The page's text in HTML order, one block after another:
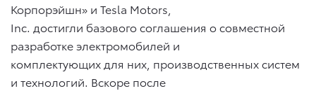
Корпорэйшн» и Tesla Motors,
Inc. достигли базового соглашения о совместной
разработке электромобилей и
комплектующих для них, производственных систем
и технологий. Вскоре после